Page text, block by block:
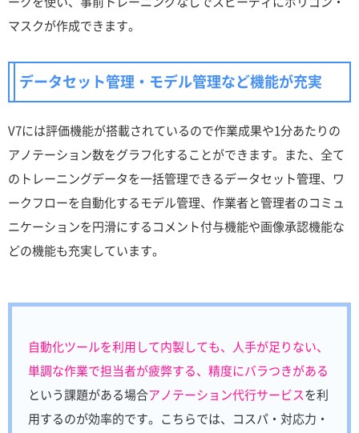
マスクが作成できます。
データセット管理・モデル管理など機能が充実
V7には評価機能が搭載されているので作業成果や1分あたりの
アノテーション数をグラフ化することができます。また、全て
のトレーニングデータを一括管理できるデータセット管理、ワ
ークフローを自動化するモデル管理、作業者と管理者のコミュ
ニケーションを円滑にするコメント付与機能や画像承認機能な
どの機能も充実しています。
自動化ツールを利用して内製しても、人手が足りない、
単調な作業で担当者が疲弊する、精度にバラつきがある
という課題がある場合アノテーション代行サービスを利
用するのが効率的です。こちらでは、コスパ・対応力・